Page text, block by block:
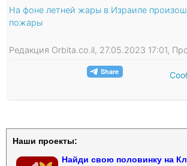
На фоне летней жары в Израиле
пожары
Редакция Orbita.co.il, 27.05.2023 17:01,
Наши проекты:
Найди свою половинку на